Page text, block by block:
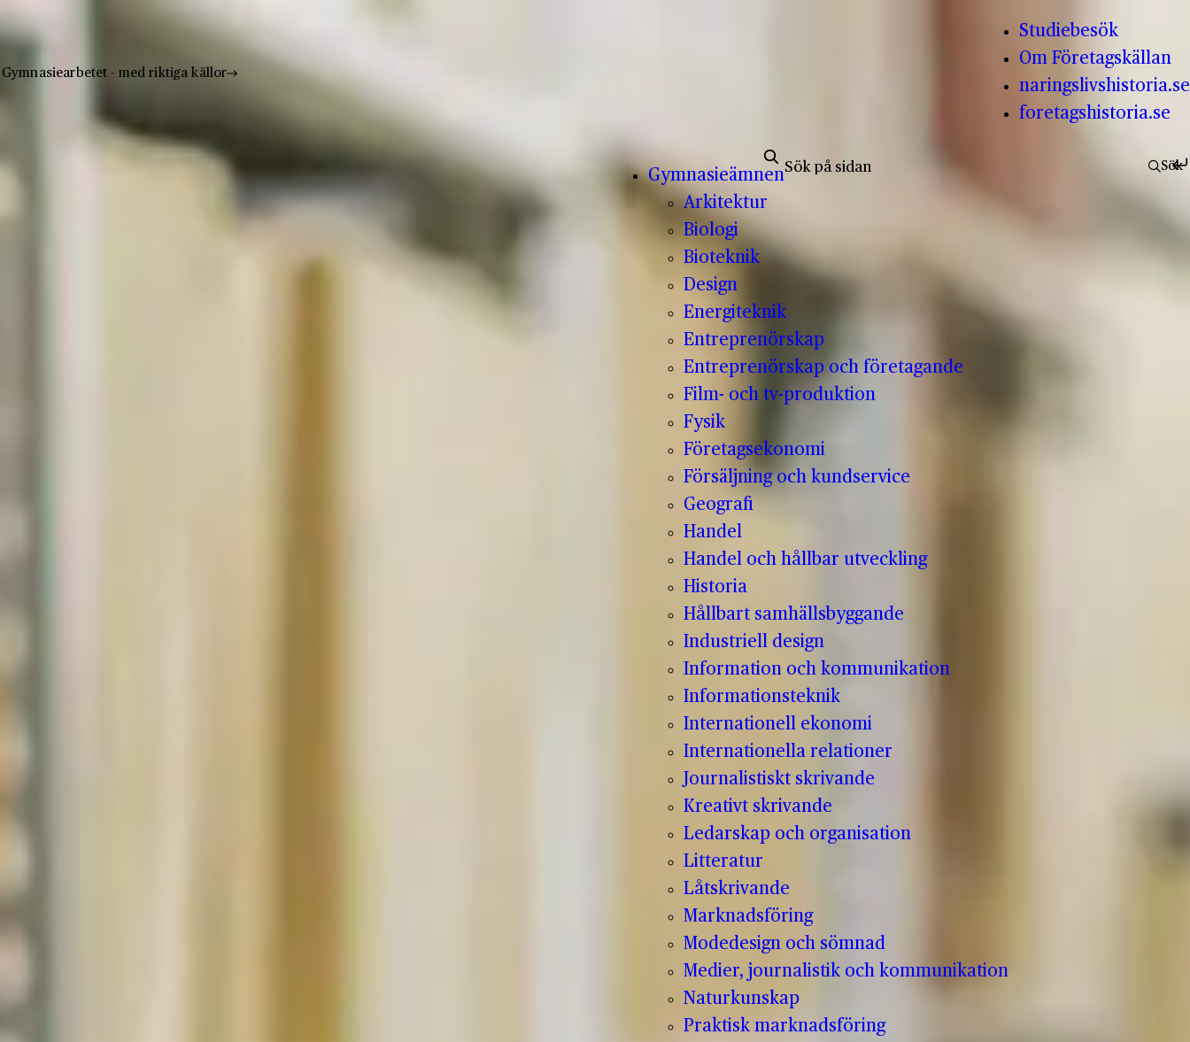
Gymnasiearbetet - med riktiga källor
Studiebesök
Om Företagskällan
naringslivshistoria.se
foretagshistoria.se
Gymnasieämnen
Arkitektur
Biologi
Bioteknik
Design
Energiteknik
Entreprenörskap
Entreprenörskap och företagande
Film- och tv-produktion
Fysik
Företagsekonomi
Försäljning och kundservice
Geografi
Handel
Handel och hållbar utveckling
Historia
Hållbart samhällsbyggande
Industriell design
Information och kommunikation
Informationsteknik
Internationell ekonomi
Internationella relationer
Journalistiskt skrivande
Kreativt skrivande
Ledarskap och organisation
Litteratur
Låtskrivande
Marknadsföring
Modedesign och sömnad
Medier, journalistik och kommunikation
Naturkunskap
Praktisk marknadsföring
Sök efter: Sök